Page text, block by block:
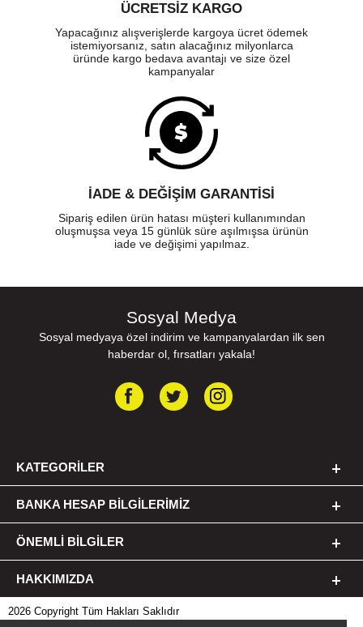
ÇİFT VİBRASYON MOTORU
İki adet titreşim motoruna sahip GC30, oyun deneyiminizi
geliştirmek ve oyunda algınıza bir boyut daha katmak için
titreşimli geribildirim sunar.
Force GC30 ile cihazlarınıza ister kablolu ister kablosuz
bağlanabilir, oyun sırasında deneyiminiz kesintiye uğramadan
bu modlar arasında geçiş yapabilirsiniz.
ÜCRETSIZ KARGO
Yapacağınız alışverişlerde kargoya ücret ödemek
istemiyorsanız, satın alacağınız milyonlarca
üründe kargo bedava avantajı ve size özel
kampanyalar
İADE & DEĞİŞİM GARANTİSİ
Sipariş edilen ürün hatası müşteri kullanımından
oluşmuşsa veya 15 günlük süre aşılmışsa ürünün
iade ve değişimi yapılmaz.
Sosyal Medya
Sosyal medyaya özel indirim ve kampanyalardan ilk sen
haberdar ol, fırsatları yakala!
KATEGORILER
BANKA HESAP BILGILERIMIZ
ÖNEMLI BILGILER
HAKKIMIZDA
2026 Copyright Tüm Hakları Saklıdır